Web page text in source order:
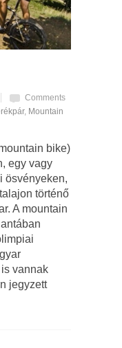
Comments
, Mountain
bike)
egy vagy
ösvényeken,
történő
A mountain
vannak
jegyzett